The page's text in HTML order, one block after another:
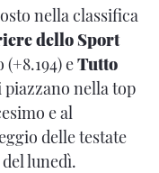
nella classifica
dello Sport
eTutto
piazzano nella top
e al
delle testate
lunedì.